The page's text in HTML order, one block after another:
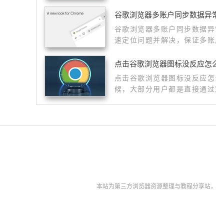
谷歌浏览器多账户同步数据异
谷歌浏览器多账户同步数据
速定位问题并解决，保证多账
点击谷歌浏览器图标没反应怎
点击谷歌浏览器图标没反应
候，大部分用户都是直接通
本站为第三方浏览器资源整理与教程分享站